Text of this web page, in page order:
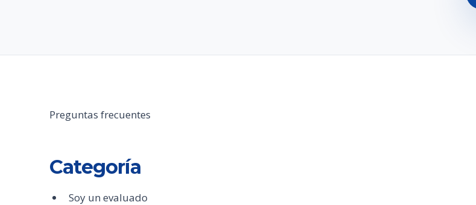
Preguntas frecuentes
Categoría
Soy un evaluado